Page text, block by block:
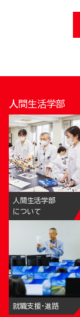
人間生活学部
人間生活学部
について
就職支援・進路